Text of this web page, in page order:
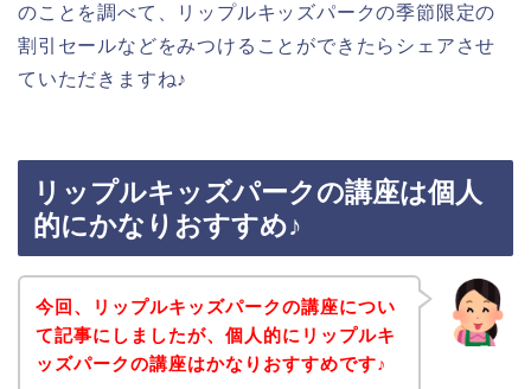
のことを調べて、リップルキッズパークの季節限定の
割引セールなどをみつけることができたらシェアさせ
ていただきますね♪
リップルキッズパークの講座は個人
的にかなりおすすめ♪
今回、リップルキッズパークの講座につい
て記事にしましたが、個人的にリップルキ
ッズパークの講座はかなりおすすめです♪